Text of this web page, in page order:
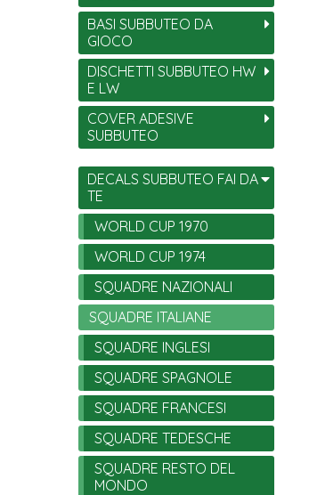
BASI SUBBUTEO DA
GIOCO
DISCHETTI SUBBUTEO HW
E LW
COVER ADESIVE
SUBBUTEO
DECALS SUBBUTEO FAI DA
TE
WORLD CUP 1970
WORLD CUP 1974
SQUADRE NAZIONALI
SQUADRE ITALIANE
SQUADRE INGLESI
SQUADRE SPAGNOLE
SQUADRE FRANCESI
SQUADRE TEDESCHE
SQUADRE RESTO DEL
MONDO